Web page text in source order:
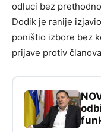
odluci bez
Dodik je ranije
poništio izbore bez
prijave protiv članova